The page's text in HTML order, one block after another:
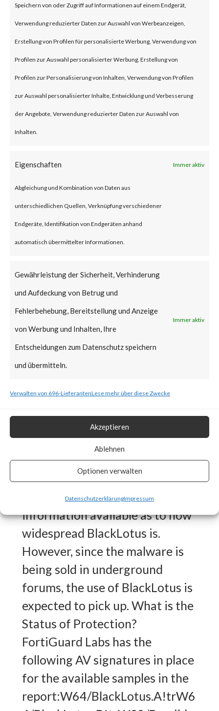
Speichern von oder Zugriff auf Informationen auf einem Endgerät,
Verwendung reduzierter Daten zur Auswahl von Werbeanzeigen,
Erstellung von Profilen für personalisierte Werbung, Verwendung von
Profilen zur Auswahl personalisierter Werbung, Erstellung von
Profilen zur Personalisierung von Inhalten, Verwendung von Profilen
zur Auswahl personalisierter Inhalte, Entwicklung und Verbesserung
der Angebote, Verwendung reduzierter Daten zur Auswahl von
Inhalten.
Eigenschaften Immer aktiv
Abgleichung und Kombination von Daten aus
unterschiedlichen Quellen, Verknüpfung verschiedener
Endgeräte, Identifikation von Endgeräten anhand
automatisch übermittelter Informationen.
Gewährleistung der Sicherheit, Verhinderung
und Aufdeckung von Betrug und
Fehlerbehebung, Bereitstellung und Anzeige
von Werbung und Inhalten, Ihre
Entscheidungen zum Datenschutz speichern
und übermitteln.
Immer aktiv
Verwalten von 696-LieferantenLese mehr über diese Zwecke
Akzeptieren
Ablehnen
Optionen verwalten
DatenschutzerklärungImpressum
underground forums as such use
of BlackLotus will likely increase
in attacks.What is BlackLotus?
BlackLotus is a malware that
can bypass UEFI Secure Boot
feature to install itself and
deploys a backdoor that allows
an attacker to remotely control
remote commands.BlackLotus
leverages CVE-2022-21894
(Secure Boot Security Feature
Bypass vulnerability) to bypass
UEFI Secure Boot. While the
Microsoft in regular Patch
Tuesday January 2022,
reportedly it can still be
exploitable as the affected
signed binaries are not yet in
the UEFI revocation
list.According to ESET,
machines’ locales are set to
Armenia, Belarus, Kazakhstan,
Moldova, Russia, and
Ukraine.How Widespread is
BlackLotus?There is no
information available as to how
widespread BlackLotus is.
However, since the malware is
being sold in underground
forums, the use of BlackLotus is
expected to pick up. What is the
Status of Protection?
FortiGuard Labs has the
following AV signatures in place
for the available samples in the
report:W64/BlackLotus.A!trW6